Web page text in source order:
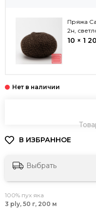
Пряжа
2н,
10 × 1
Выбрать
100% пух яка
3 ply, 50 г, 200 м